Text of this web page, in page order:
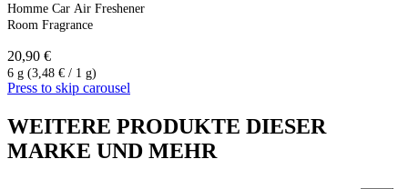
Homme Car Air Freshener
Room Fragrance
20,90 €
6 g (3,48 € / 1 g)
Press to skip carousel
WEITERE PRODUKTE DIESER
MARKE UND MEHR